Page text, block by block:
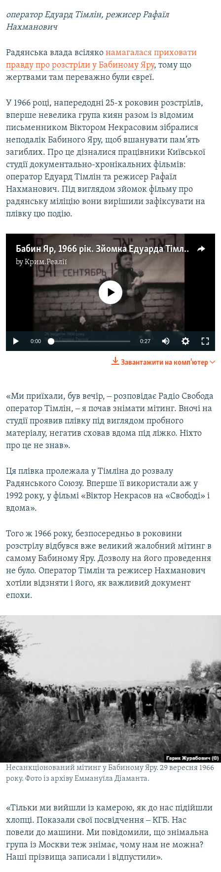
оператор Едуард Тімлін, режисер Рафаїл
Нахманович
Радянська влада всіляко намагалася приховати
правду про розстріли у Бабиному Яру, тому що
жертвами там переважно були євреї.
У 1966 році, напередодні 25-х роковин розстрілів,
вперше невелика група киян разом із відомим
письменником Віктором Некрасовим зібралися
неподалік Бабиного Яру, щоб вшанувати пам’ять
загиблих. Про це дізналися працівники Київської
студії документально-хронікальних фільмів:
оператор Едуард Тімлін та режисер Рафаїл
Нахманович. Під виглядом зйомок фільму про
радянську міліцію вони вирішили зафіксувати на
плівку цю подію.
Бабин Яр, 1966 рік. Зйомка Едуарда Тімліна
byКрим.Реалії
No media source currently available
0:00 0:27
Завантажити на комп'ютер
«Ми приїхали, був вечір, ‒ розповідає Радіо Свобода
оператор Тімлін, ‒ я почав знімати мітинг. Вночі на
студії проявив плівку під виглядом пробного
матеріалу, негатив сховав вдома під ліжко. Ніхто
про це не знав».
Ця плівка пролежала у Тімліна до розвалу
Радянського Союзу. Вперше її використали аж у
1992 року, у фільмі «Віктор Некрасов на «Свободі» і
вдома».
Того ж 1966 року, безпосередньо в роковини
розстрілу відбувся вже великий жалобний мітинг в
самому Бабиному Яру. Дозволу на його проведення
не було. Оператор Тімлін та режисер Нахманович
хотіли відзняти і його, як важливий документ
епохи.
Несанкціонований мітинг у Бабиному Яру. 29 вересня 1966
року. Фото із архіву Еммануїла Діаманта.
«Тільки ми вийшли із камерою, як до нас підійшли
хлопці. Показали свої посвідчення ‒ КГБ. Нас
повели до машини. Ми повідомили, що знімальна
група із Москви теж знімає, чому нам не можна?
Наші прізвища записали і відпустили».